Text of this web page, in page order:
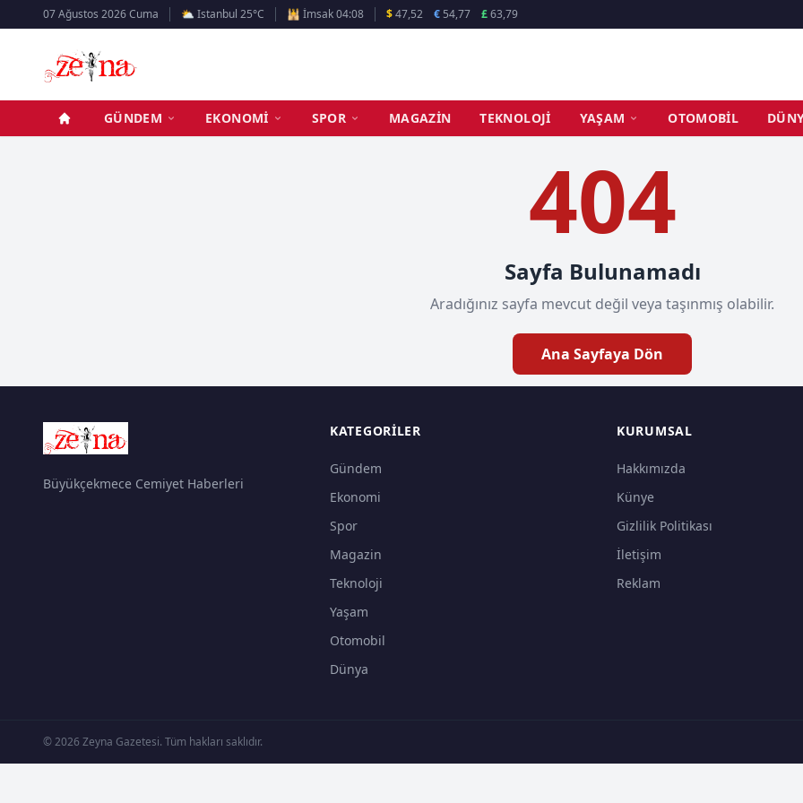
07 Ağustos 2026 Cuma ⛅ Istanbul 25°C 🕌 İmsak 04:08 $47,52 € 54,77 £63,79
GÜNDEM EKONOMI SPOR MAGAZIN TEKNOLOJI YAŞAM OTOMOBIL
404
Sayfa Bulunamadı
Aradığınız sayfa mevcut değil veya taşınmış olabilir.
Ana Sayfaya Dön
Büyükçekmece Cemiyet Haberleri
KATEGORILER
Gündem
Ekonomi
Spor
Magazin
Teknoloji
Yaşam
Otomobil
Dünya
KURUMSAL
Hakkımızda
Künye
Gizlilik Politikası
İletişim
Reklam
© 2026 Zeyna Gazetesi. Tüm hakları saklıdır.